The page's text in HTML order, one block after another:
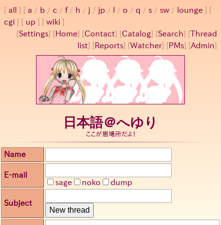
all a / b / c / f/ h / j / jp / / o / q / s / sw / lounge
cgi
up
wiki
[Settings] [ Home] [Contact] [Catalog] [Search] [Thread
list] [ Reports] [Watcher] [ PMs] [Admin]
日本語＠へゆり
ここが居場所だよ！
Name
E-mail
sage
noko dump
Subject
New thread